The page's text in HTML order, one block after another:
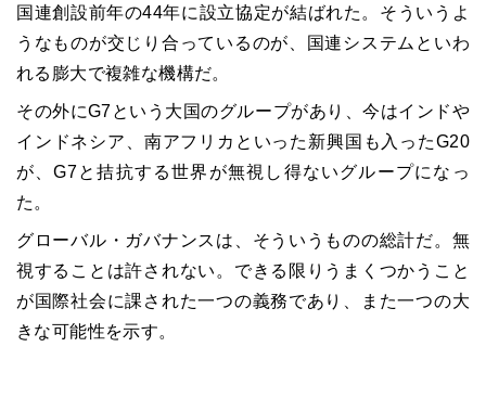
国連創設前年の44年に設立協定が結ばれた。そういうよ
うなものが交じり合っているのが、国連システムといわ
れる膨大で複雑な機構だ。
その外にG7という大国のグループがあり、今はインドや
インドネシア、南アフリカといった新興国も入ったG20
が、G7と拮抗する世界が無視し得ないグループになっ
た。
グローバル・ガバナンスは、そういうものの総計だ。無
視することは許されない。できる限りうまくつかうこと
が国際社会に課された一つの義務であり、また一つの大
きな可能性を示す。